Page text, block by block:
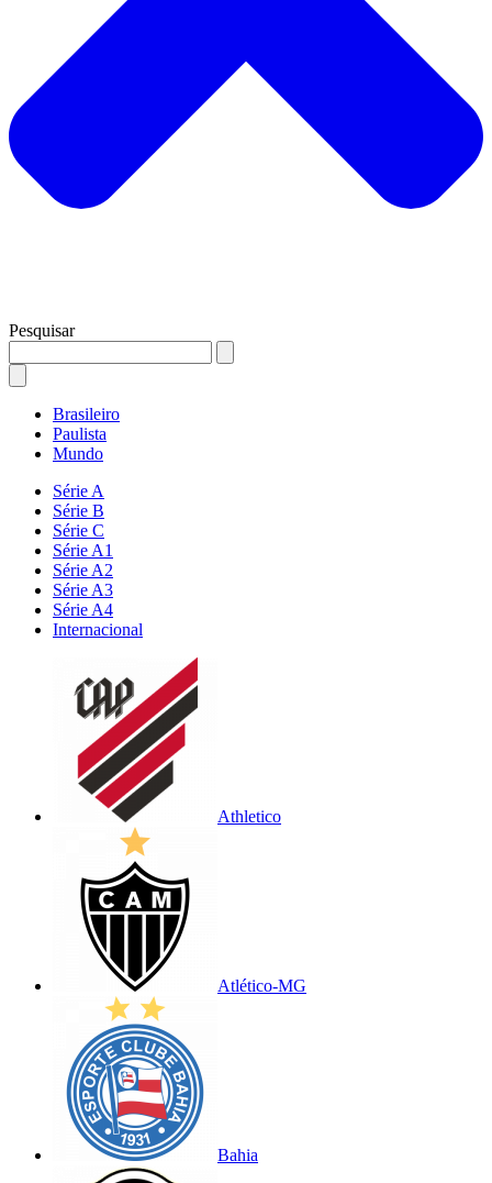
Pesquisar
Brasileiro
Paulista
Mundo
Série A
Série B
Série C
Série A1
Série A2
Série A3
Série A4
Internacional
Athletico
Atlético-MG
Bahia